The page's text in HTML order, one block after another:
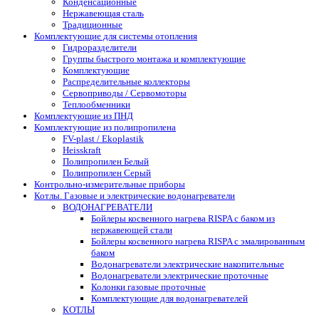
Нержавеющая сталь
Традиционные
Комплектующие для системы отопления
Гидроразделители
Группы быстрого монтажа и комплектующие
Комплектующие
Распределительные коллекторы
Сервоприводы / Сервомоторы
Теплообменники
Комплектующие из ПНД
Комплектующие из полипропилена
FV-plast / Ekoplastik
Heisskraft
Полипропилен Белый
Полипропилен Серый
Контрольно-измерительные приборы
Котлы. Газовые и электрические водонагреватели
ВОДОНАГРЕВАТЕЛИ
Бойлеры косвенного нагрева RISPA с баком из
нержавеющей стали
Бойлеры косвенного нагрева RISPA с эмалированным
баком
Водонагреватели электрические накопительные
Водонагреватели электрические проточные
Колонки газовые проточные
Комплектующие для водонагревателей
КОТЛЫ